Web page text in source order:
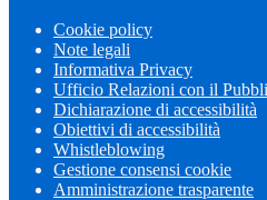
Cookie policy
Note legali
Informativa Privacy
Ufficio Relazioni con il
Dichiarazione di accessibilità
Obiettivi di accessibilità
Whistleblowing
Gestione consensi cookie
Amministrazione trasparente